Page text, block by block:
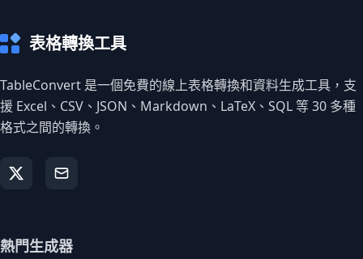
表格轉換工具
TableConvert 是一個免費的線上表格轉換和資料生成工具，支
援 Excel、CSV、JSON、Markdown、LaTeX、SQL 等 30 多種
格式之間的轉換。
熱門生成器